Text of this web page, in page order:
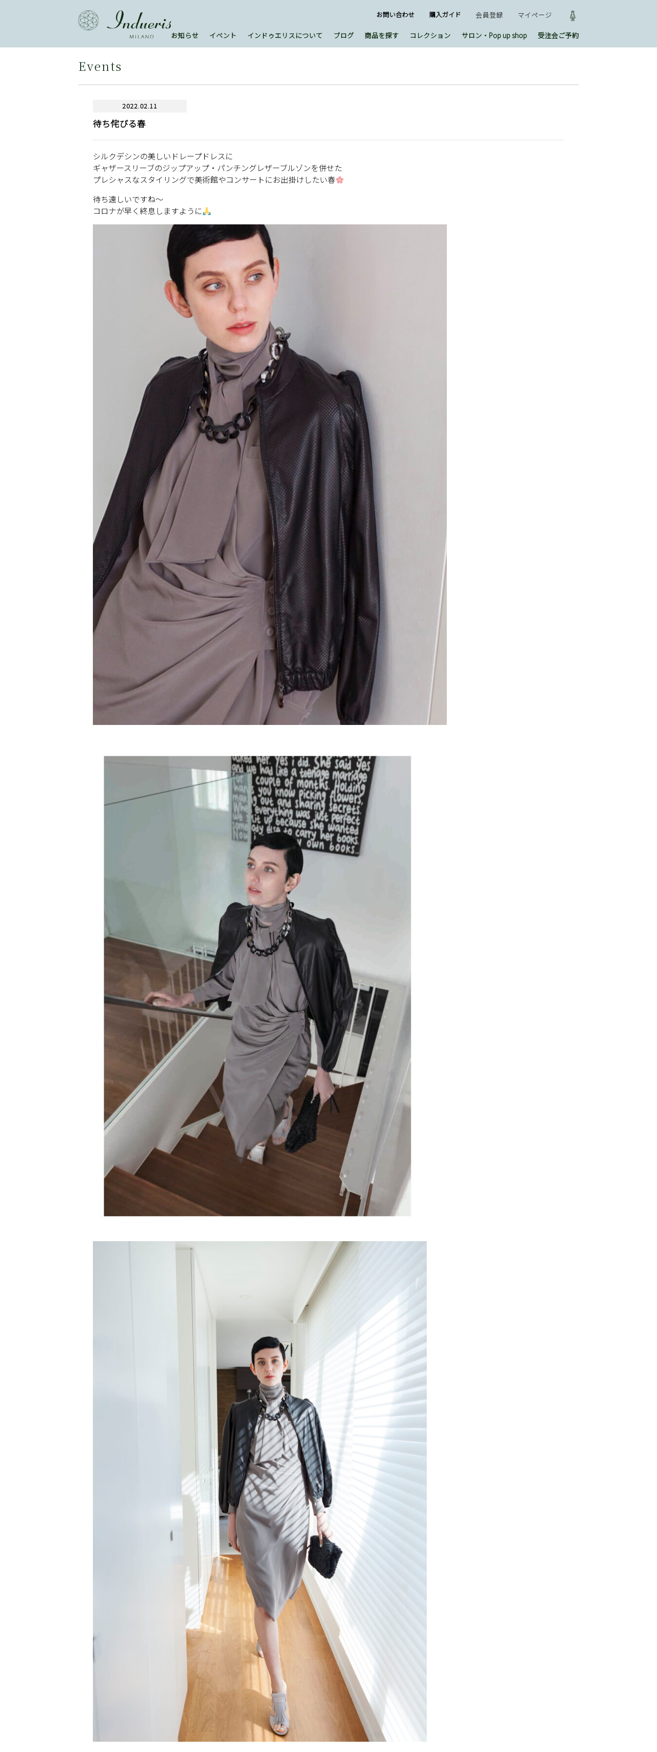
お知らせ イベント インドゥエリスについて ブログ 商品を探す コレクション サロン・Pop up shop 受注会ご予約
お問い合わせ 購入ガイド 会員登録 マイページ
Events
2022.02.11
待ち侘びる春
シルクデシンの美しいドレープドレスに
ギャザースリーブのジップアップ・パンチングレザーブルゾンを併せた
プレシャスなスタイリングで美術館やコンサートにお出掛けしたい春
待ち遠しいですね〜
コロナが早く終息しますように